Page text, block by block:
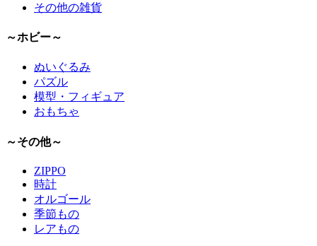
その他の雑貨
～ホビー～
ぬいぐるみ
パズル
模型・フィギュア
おもちゃ
～その他～
ZIPPO
時計
オルゴール
季節もの
レアもの